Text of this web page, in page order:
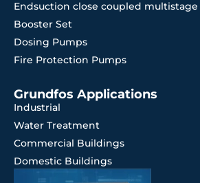
Endsuction close coupled multistage
Booster Set
Dosing Pumps
Fire Protection Pumps
Grundfos Applications
Industrial
Water Treatment
Commercial Buildings
Domestic Buildings